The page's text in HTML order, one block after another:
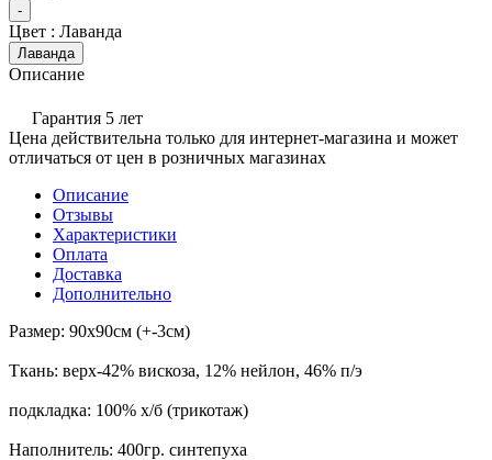
-
Цвет : Лаванда
Лаванда
Описание
Гарантия 5 лет
Цена действительна только для интернет-магазина и может
отличаться от цен в розничных магазинах
Описание
Отзывы
Характеристики
Оплата
Доставка
Дополнительно
Размер: 90х90см (+-3см)
Ткань: верх-42% вискоза, 12% нейлон, 46% п/э
подкладка: 100% х/б (трикотаж)
Наполнитель: 400гр. синтепуха